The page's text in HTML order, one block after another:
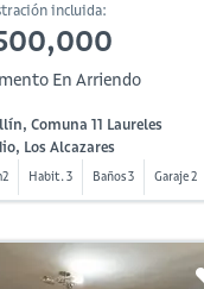
incluida:
En Arriendo
Comuna 11 Laureles
Los Alcazares
Habit. 3 Baños 3 Garaje 2